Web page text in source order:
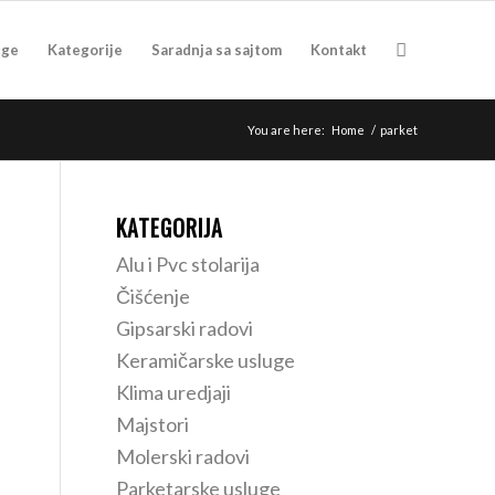
Kategorije Saradnja sa sajtom Kontakt
You are here: Home / parket
KATEGORIJA
Alu i Pvc stolarija
Čišćenje
Gipsarski radovi
Keramičarske usluge
Klima uredjaji
Majstori
Molerski radovi
Parketarske usluge